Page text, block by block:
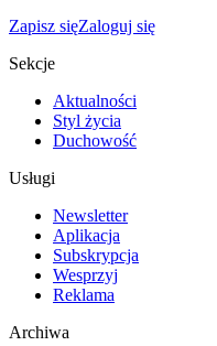
Zapisz sięZaloguj się
Sekcje
Aktualności
Styl życia
Duchowość
Usługi
Newsletter
Aplikacja
Subskrypcja
Wesprzyj
Reklama
Archiwa